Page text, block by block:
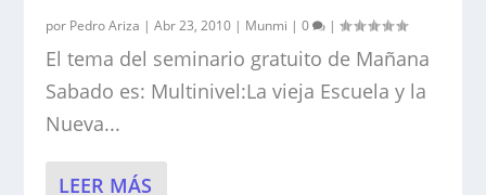
por Pedro Ariza |Abr 23, 2010 | Munmi |0 |
El tema del seminario gratuito de Mañana
Sabado es: Multinivel:La vieja Escuela y la
Nueva...
LEER MÁS